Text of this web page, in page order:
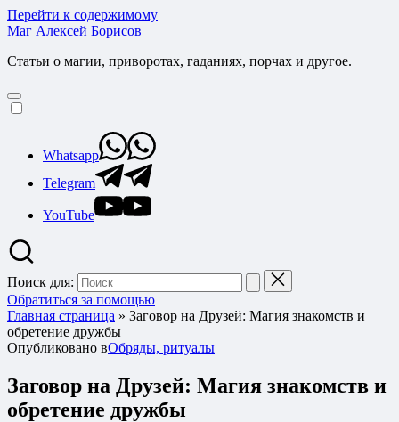
Перейти к содержимому
Маг Алексей Борисов
Статьи о магии, приворотах, гаданиях, порчах и другое.
Whatsapp
Telegram
YouTube
Поиск для:
Обратиться за помощью
Главная страница » Заговор на Друзей: Магия знакомств и
обретение дружбы
Опубликовано вОбряды, ритуалы
Заговор на Друзей: Магия знакомств и
обретение дружбы